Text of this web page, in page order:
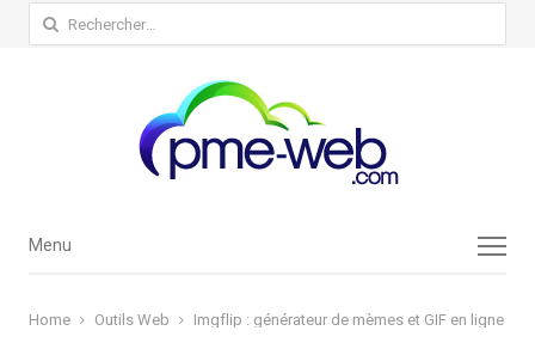
Rechercher :
Menu
Menu
Home Outils Web Imgflip : générateur de mèmes et GIF en ligne